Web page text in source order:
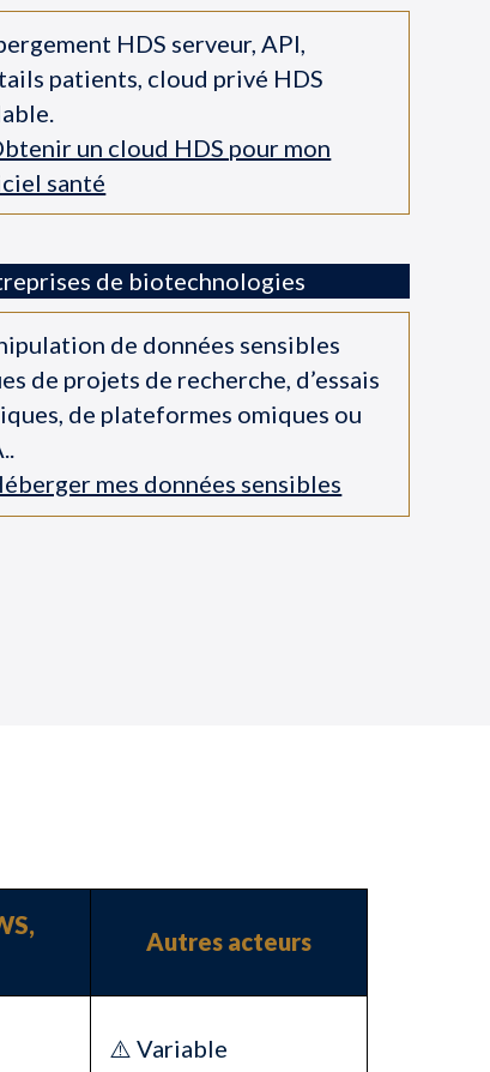
HDS serveur, API,
patients, cloud privé HDS
un cloud HDS pour mon
santé
de biotechnologies
de données sensibles
de projets de recherche, d’essais
de plateformes omiques ou
mes données sensibles
Autres acteurs
⚠️ Variable